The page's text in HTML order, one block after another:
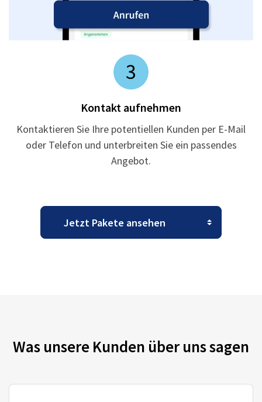
3
Kontakt aufnehmen
Kontaktieren Sie Ihre potentiellen Kunden per E-Mail
oder Telefon und unterbreiten Sie ein passendes
Angebot.
Was unsere Kunden über uns sagen